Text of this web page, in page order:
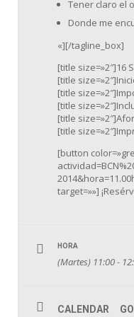
Tener claro el
Donde me
«][/tagline_box]
[title size=»2″]16
[title
[title
[title
[title
[title
[button
target=»»]
HORA
(Martes) 11:00 -
CALENDAR